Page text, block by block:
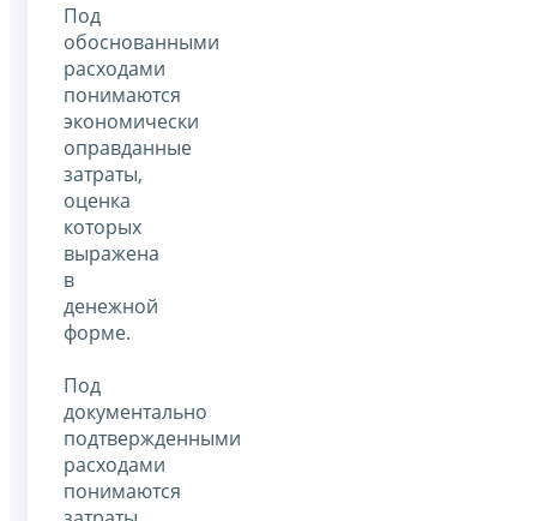
Под
обоснованными
расходами
понимаются
экономически
оправданные
затраты,
оценка
которых
выражена
в
денежной
форме.
Под
документально
подтвержденными
расходами
понимаются